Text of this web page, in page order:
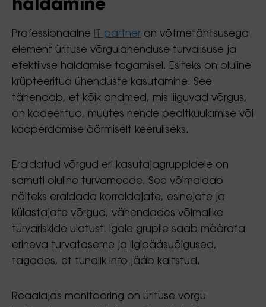
haldamine
Professionaalne IT partner on võtmetähtsusega
element ürituse võrgulahenduse turvalisuse ja
efektiivse haldamise tagamisel. Esiteks on oluline
krüpteeritud ühenduste kasutamine. See
tähendab, et kõik andmed, mis liiguvad võrgus,
on kodeeritud, muutes nende pealtkuulamise või
kaaperdamise äärmiselt keeruliseks.
Eraldatud võrgud eri kasutajagruppidele on
samuti oluline turvameede. See võimaldab
näiteks eraldada korraldajate, esinejate ja
külastajate võrgud, vähendades võimalike
turvariskide ulatust. Igale grupile saab määrata
erineva turvataseme ja ligipääsuõigused,
tagades, et tundlik info jääb kaitstud.
Reaalajas monitooring on ürituse võrgu